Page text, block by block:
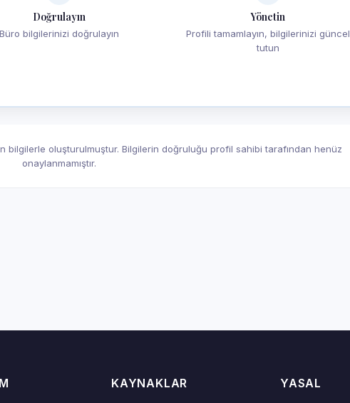
Doğrulayın
Büro bilgilerinizi doğrulayın
Yönetin
Profili tamamlayın, bilgilerinizi güncel
tutun
bilgilerle oluşturulmuştur. Bilgilerin doğruluğu profil sahibi tarafından henüz
onaylanmamıştır.
KAYNAKLAR YASAL